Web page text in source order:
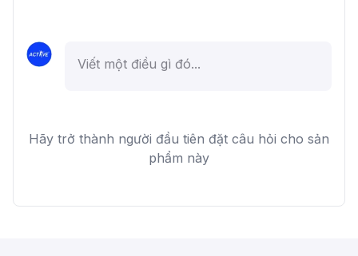
Hãy trở thành người đầu tiên đặt câu hỏi cho sản
phẩm này